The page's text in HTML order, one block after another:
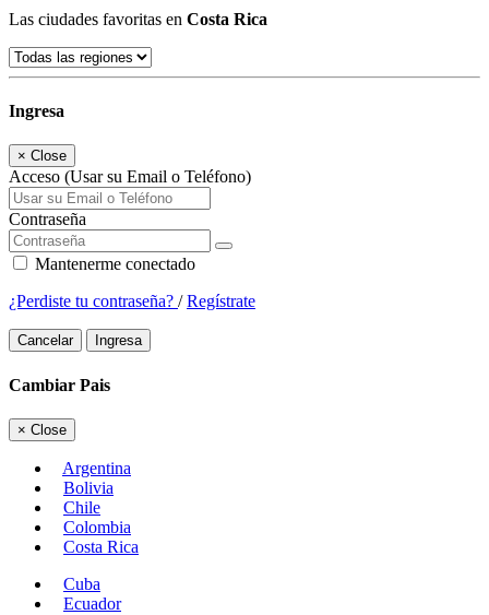
Las ciudades favoritas en Costa Rica
Ingresa
× Close
Acceso (Usar su Email o Teléfono)
Contraseña
Mantenerme conectado
¿Perdiste tu contraseña? /Regístrate
Cancelar Ingresa
Cambiar Pais
× Close
Argentina
Bolivia
Chile
Colombia
Costa Rica
Cuba
Ecuador